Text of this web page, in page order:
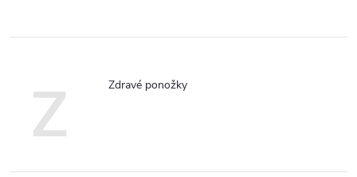
Z Zdravé ponožky